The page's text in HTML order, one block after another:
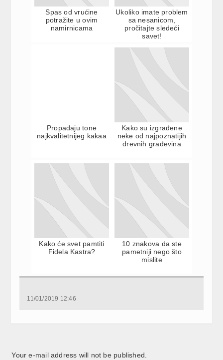
Spas od vrućine
potražite u ovim
namirnicama
Ukoliko imate problem
sa nesanicom,
pročitajte sledeći
savet!
Propadaju tone
najkvalitetnijeg kakaa
Kako su izgrađene
neke od najpoznatijih
drevnih građevina
Kako će svet pamtiti
Fidela Kastra?
10 znakova da ste
pametniji nego što
mislite
11/01/2019 12:46
Your e-mail address will not be published.